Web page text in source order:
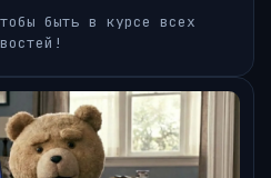
быть в курсе всех